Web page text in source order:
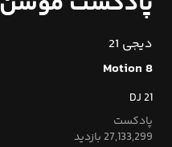
دیجی 21
Motion 8
DJ 21
پادکست
27,133,299 بازدید